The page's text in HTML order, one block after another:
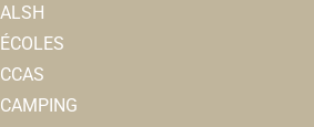
ALSH
ÉCOLES
CCAS
CAMPING